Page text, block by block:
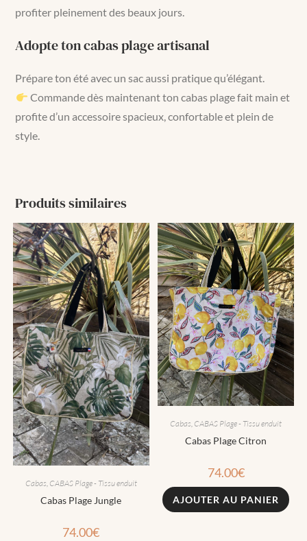
profiter pleinement des beaux jours.
Adopte ton cabas plage artisanal
Prépare ton été avec un sac aussi pratique qu’élégant.
Commande dès maintenant ton cabas plage fait main et
profite d’un accessoire spacieux, confortable et plein de
style.
Produits similaires
Cabas CABAS Plage - Tissu enduit
Cabas Plage Jungle
74.00€
Cabas CABAS Plage - Tissu enduit
Cabas Plage Citron
74.00€
AJOUTER AU PANIER